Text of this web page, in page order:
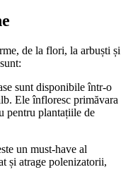
de la flori, la arbuști și
sunt disponibile într-o
Ele înfloresc primăvara
pentru plantațiile de
un must-have al
și atrage polenizatorii,